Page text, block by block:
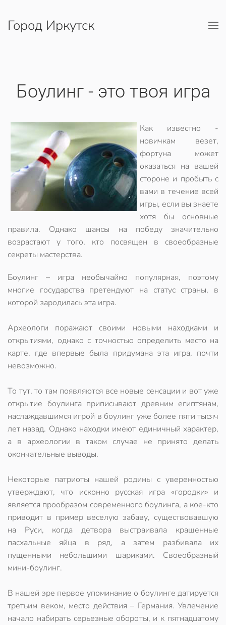
Перейти к содержимому
Город Иркутск
Боулинг - это твоя игра
Как известно -
новичкам везет,
фортуна может
оказаться на вашей
стороне и пробыть с
вами в течение всей
игры, если вы знаете
хотя бы основные
правила. Однако шансы на победу значительно
возрастают у того, кто посвящен в своеобразные
секреты мастерства.
Боулинг – игра необычайно популярная, поэтому
многие государства претендуют на статус страны, в
которой зародилась эта игра.
Археологи поражают своими новыми находками и
открытиями, однако с точностью определить место на
карте, где впервые была придумана эта игра, почти
невозможно.
То тут, то там появляются все новые сенсации и вот уже
открытие боулингаприписывают древним египтянам,
наслаждавшимся игрой вбоулинг уже более пяти тысяч
лет назад. Однако находки имеют единичный характер,
а в археологии в таком случае не принято делать
окончательные выводы.
Некоторые патриоты нашей родины с уверенностью
утверждают, что исконно русская игра «городки» и
является прообразом современного боулинга, а кое-кто
приводит в пример веселую забаву, существовавшую
на Руси, когда детвора выстраивала крашенные
пасхальные яйца в ряд, а затем разбивала их
пущенными небольшими шариками. Своеобразный
мини-боулинг.
В нашей эре первое упоминание о боулинге датируется
третьим веком, место действия – Германия. Увлечение
начало набирать серьезные обороты, и к пятнадцатому